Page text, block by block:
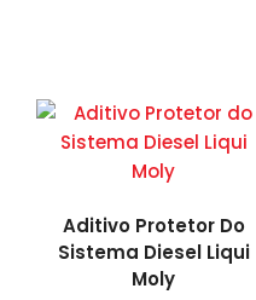
Aditivo Protetor Do
Sistema Diesel Liqui
Moly